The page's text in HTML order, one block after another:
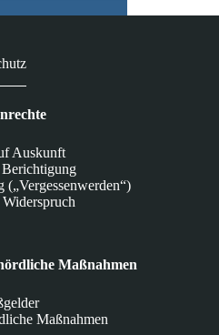
Auskunft
(„Vergessenwerden“)
Maßnahmen
Maßnahmen